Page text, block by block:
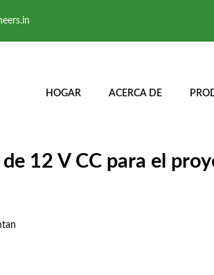
HOGAR ACERCA DE
12 V CC para el